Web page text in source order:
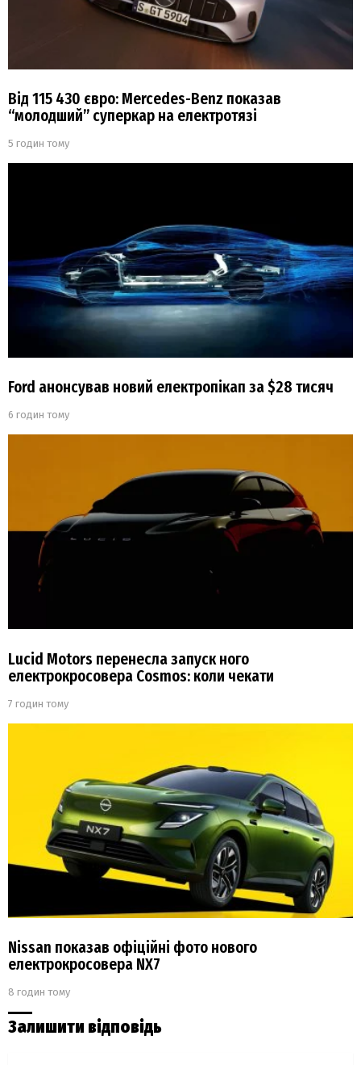
Від 115 430 євро: Mercedes-Benz показав
“молодший” суперкар на електротязі
5 годин тому
Ford анонсував новий електропікап за $28 тисяч
6 годин тому
Lucid Motors перенесла запуск ного
електрокросовера Cosmos: коли чекати
7 годин тому
Nissan показав офіційні фото нового
електрокросовера NX7
8 годин тому
Залишити відповідь